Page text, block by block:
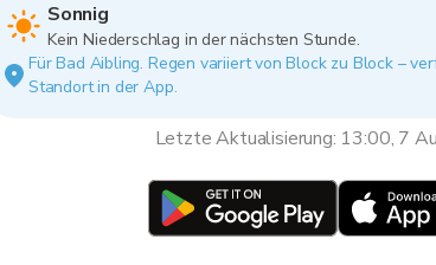
Sonnig
Kein Niederschlag in der nächsten Stunde.
Für Bad Aibling. Regen variiert von Block zu Block –
Standort in der App.
Letzte Aktualisierung: 13:00, 7